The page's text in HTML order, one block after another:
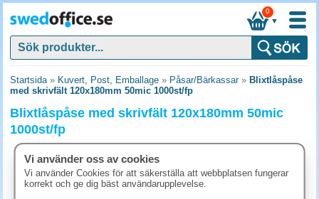
▼
0
Startsida» Kuvert, Post, Emballage » Påsar/Bärkassar» Blixtlåspåse
med skrivfält 120x180mm 50mic 1000st/fp
Blixtlåspåse med skrivfält 120x180mm 50mic
1000st/fp
Vi använder oss av cookies
Vi använder Cookies för att säkerställa att webbplatsen fungerar
korrekt och ge dig bäst användarupplevelse.